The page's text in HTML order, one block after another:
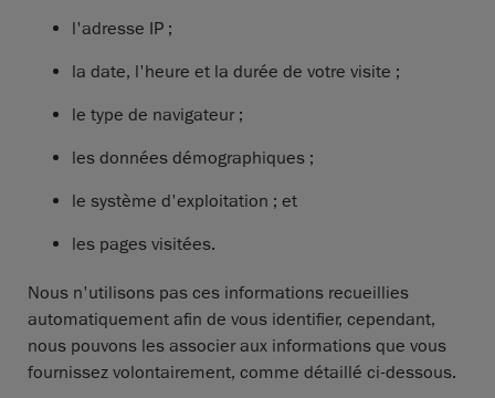
l'adresse IP ;
la date, l'heure et la durée de votre visite ;
le type de navigateur ;
les données démographiques ;
le système d'exploitation ; et
les pages visitées.
Nous n'utilisons pas ces informations recueillies
automatiquement afin de vous identifier, cependant,
nous pouvons les associer aux informations que vous
fournissez volontairement, comme détaillé ci-dessous.